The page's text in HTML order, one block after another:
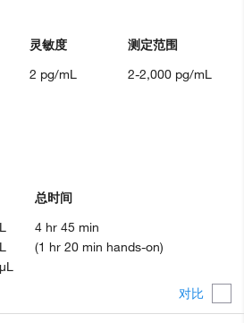
对比
灵敏度
2 pg/mL
测定范围
2-2,000 pg/mL
总时间
4 hr 45 min
(1 hr 20 min hands-on)